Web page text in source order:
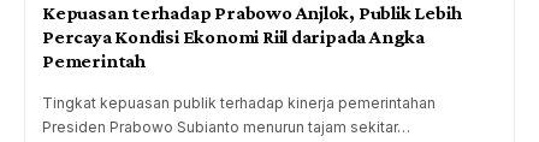
Kepuasan terhadap Prabowo Anjlok, Publik Lebih
Percaya Kondisi Ekonomi Riil daripada Angka
Pemerintah
Tingkat kepuasan publik terhadap kinerja pemerintahan
Presiden Prabowo Subianto menurun tajam sekitar…